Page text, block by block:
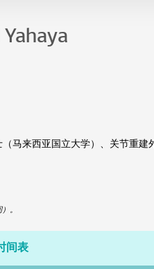
马来西亚国立大学）、关节重建
。
间表